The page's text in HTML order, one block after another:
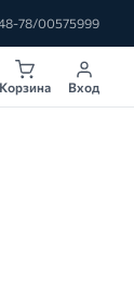
78/00575999
Корзина Вход